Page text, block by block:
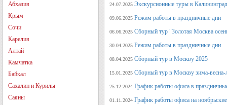
Абхазия
Крым
Сочи
Карелия
Алтай
Камчатка
Байкал
Сахалин и Курилы
Саяны
24.07.2025 Экскурсионные туры в
09.06.2025 Режим работы в праздничные дни
06.06.2025 Сборный тур "Золотая Москва
30.04.2025 Режим работы в праздничные дни
08.04.2025 Сборный тур в Москву 2025
15.01.2025 Сборный тур в Москву зима-весна-
25.12.2024 График работы офиса в
01.11.2024 График работы офиса на